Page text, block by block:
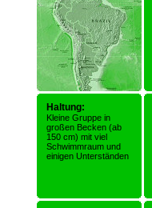
Haltung:
Kleine Gruppe in
großen Becken (ab
150 cm) mit viel
Schwimmraum und
einigen Unterständen